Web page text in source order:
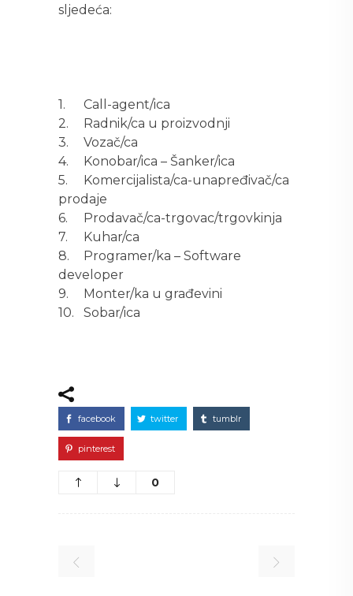
sljedeća:
1.
Call-agent/ica
2.
Radnik/ca u proizvodnji
3.
Vozač/ca
4.
Konobar/ica – Šanker/ica
5.
Komercijalista/ca-unapređivač/ca
prodaje
6.
Prodavač/ca-trgovac/trgovkinja
7.
Kuhar/ca
8.
Programer/ka – Software
developer
9.
Monter/ka u građevini
10.
Sobar/ica
facebook twitter tumblr
pinterest
0